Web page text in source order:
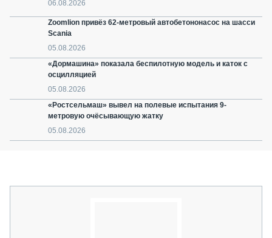
06.08.2026
Zoomlion привёз 62-метровый автобетононасос на шасси
Scania
05.08.2026
«Дормашина» показала беспилотную модель и каток с
осцилляцией
05.08.2026
«Ростсельмаш» вывел на полевые испытания 9-
метровую очёсывающую жатку
05.08.2026